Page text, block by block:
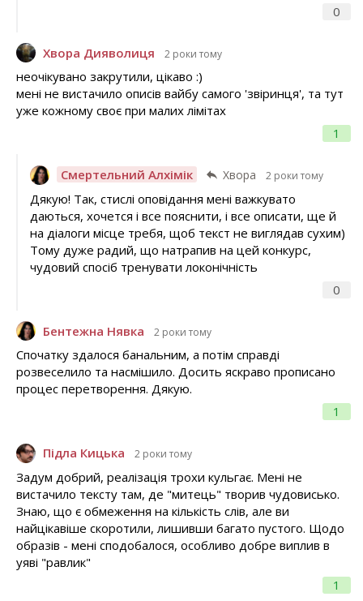
0
Хвора Дияволиця 2 роки тому
1
неочікувано закрутили, цікаво :)
мені не вистачило описів вайбу самого 'звіринця', та тут
уже кожному своє при малих лімітах
Смертельний Алхімік Хвора 2 роки тому
0
Дякую! Так, стислі оповідання мені важкувато
даються, хочется і все пояснити, і все описати, ще й
на діалоги місце требя, щоб текст не виглядав сухим)
Тому дуже радий, що натрапив на цей конкурс,
чудовий спосіб тренувати локонічність
Бентежна Нявка 2 роки тому
1
Спочатку здалося банальним, а потім справді
розвеселило та насмішило. Досить яскраво прописано
процес перетворення. Дякую.
Підла Кицька 2 роки тому
1
Задум добрий, реалізація трохи кульгає. Мені не
вистачило тексту там, де "митець" творив чудовисько.
Знаю, що є обмеження на кількість слів, але ви
найцікавіше скоротили, лишивши багато пустого. Щодо
образів - мені сподобалося, особливо добре виплив в
уяві "равлик"